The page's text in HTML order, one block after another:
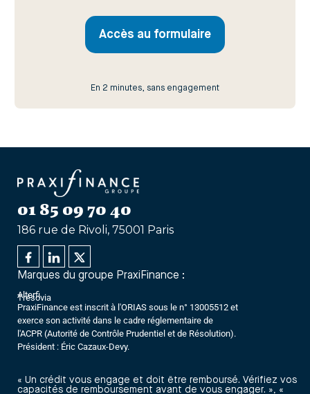
Accès au formulaire
En 2 minutes, sans engagement
01 85 09 70 40
186 rue de Rivoli, 75001 Paris
Marques du groupe PraxiFinance :
Alterfi
Trésovia
PraxiFinance est inscrit à l'ORIAS sous le n° 13005512 et
exerce son activité dans le cadre réglementaire de
l'ACPR (Autorité de Contrôle Prudentiel et de Résolution).
Président : Éric Cazaux-Devy.
« Un crédit vous engage et doit être remboursé. Vérifiez vos
capacités de remboursement avant de vous engager. », «